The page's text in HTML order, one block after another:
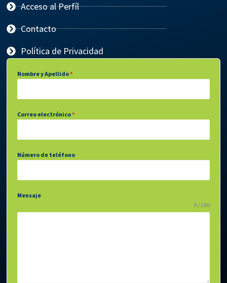
Acceso al Perfíl
Contacto
Política de Privacidad
Nombre y Apellido*
Correo electrónico*
Número de teléfono
Mensaje
0 / 180